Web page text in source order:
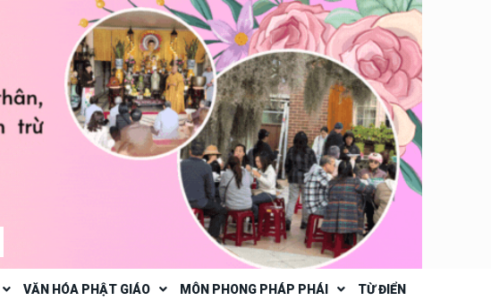
VĂN HÓA PHẬT GIÁO MÔN PHONG PHÁP PHÁI TỪ ĐIỂN